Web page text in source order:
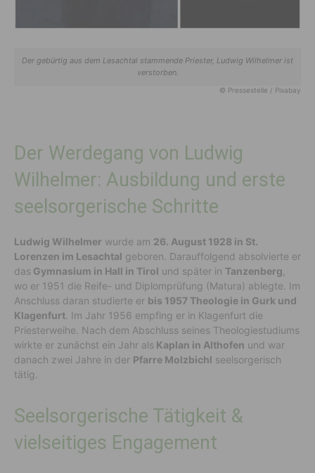
Der gebürtig aus dem Lesachtal stammende Priester, Ludwig Wilhelmer ist
verstorben.
© Pressestelle / Pixabay
Der Werdegang von Ludwig
Wilhelmer: Ausbildung und erste
seelsorgerische Schritte
Ludwig Wilhelmer wurde am 26. August 1928 in St.
Lorenzen im Lesachtal geboren. Darauffolgend absolvierte er
das Gymnasium in Hall in Tirol und später in Tanzenberg
wo er 1951 die Reife- und Diplomprüfung (Matura) ablegte. Im
Anschluss daran studierte er bis 1957 Theologie in Gurk und
Klagenfurt . Im Jahr 1956 empfing er in Klagenfurt die
Priesterweihe. Nach dem Abschluss seines Theologiestudiums
wirkte er zunächst ein Jahr als Kaplan in Althofen und war
danach zwei Jahre in der Pfarre Molzbichl seelsorgerisch
tätig.
Seelsorgerische Tätigkeit &
vielseitiges Engagement